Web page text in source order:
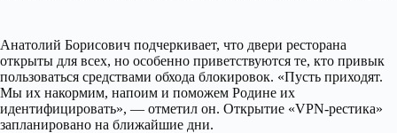
Анатолий Борисович подчеркивает, что двери ресторана
открыты для всех, но особенно приветствуются те, кто привык
пользоваться средствами обхода блокировок. «Пусть приходят.
Мы их накормим, напоим и поможем Родине их
идентифицировать», — отметил он. Открытие «VPN-рестика»
запланировано на ближайшие дни.